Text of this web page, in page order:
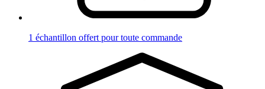
1 échantillon offert pour toute commande